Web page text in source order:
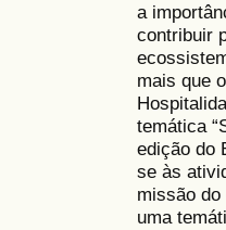
a
contribuir
mais que
temática
edição do
se às
missão
uma